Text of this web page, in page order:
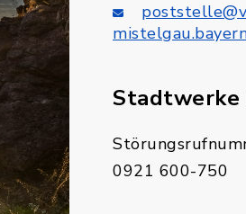
Stadtwerke
0921 600-750